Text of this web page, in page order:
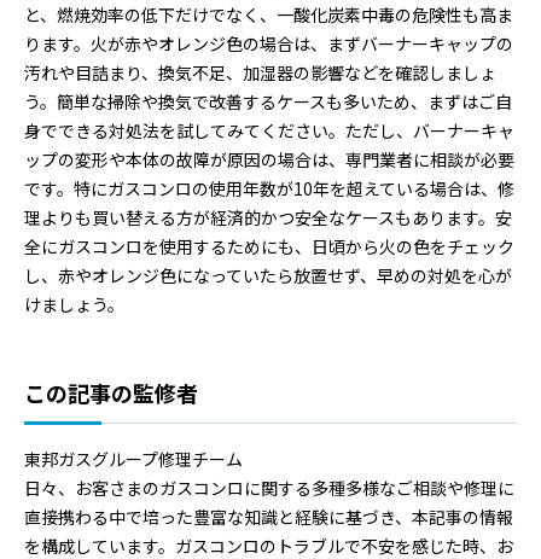
と、燃焼効率の低下だけでなく、一酸化炭素中毒の危険性も高ま
ります。火が赤やオレンジ色の場合は、まずバーナーキャップの
汚れや目詰まり、換気不足、加湿器の影響などを確認しましょ
う。簡単な掃除や換気で改善するケースも多いため、まずはご自
身でできる対処法を試してみてください。ただし、バーナーキャ
ップの変形や本体の故障が原因の場合は、専門業者に相談が必要
です。特にガスコンロの使用年数が10年を超えている場合は、修
理よりも買い替える方が経済的かつ安全なケースもあります。安
全にガスコンロを使用するためにも、日頃から火の色をチェック
し、赤やオレンジ色になっていたら放置せず、早めの対処を心が
けましょう。
この記事の監修者
東邦ガスグループ修理チーム
日々、お客さまのガスコンロに関する多種多様なご相談や修理に
直接携わる中で培った豊富な知識と経験に基づき、本記事の情報
を構成しています。ガスコンロのトラブルで不安を感じた時、お